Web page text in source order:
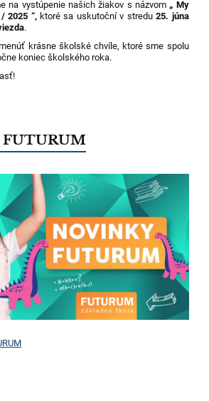
na vystúpenie našich žiakov s názvom „ My
2025 “, ktoré sa uskutoční v stredu25. júna
.
krásne školské chvíle, ktoré sme spolu
koniec školského roka.
FUTURUM